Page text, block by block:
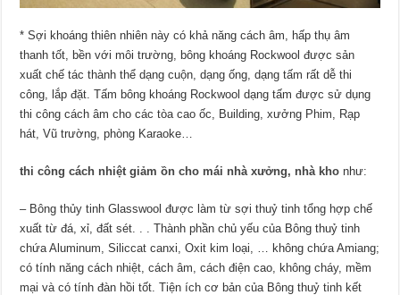
* Sợi khoáng thiên nhiên này có khả năng cách âm, hấp thụ âm
thanh tốt, bền với môi trường, bông khoáng Rockwool được sản
xuất chế tác thành thể dạng cuộn, dạng ống, dạng tấm rất dễ thi
công, lắp đặt. Tấm bông khoáng Rockwool dạng tấm được sử dụng
thi công cách âm cho các tòa cao ốc, Building, xưởng Phim, Rạp
hát, Vũ trường, phòng Karaoke…
thi công cách nhiệt giảm ồn cho mái nhà xưởng, nhà kho như:
– Bông thủy tinh Glasswool được làm từ sợi thuỷ tinh tổng hợp chế
xuất từ đá, xỉ, đất sét. . . Thành phần chủ yếu của Bông thuỷ tinh
chứa Aluminum, Siliccat canxi, Oxit kim loại, … không chứa Amiang;
có tính năng cách nhiệt, cách âm, cách điện cao, không cháy, mềm
mại và có tính đàn hồi tốt. Tiện ích cơ bản của Bông thuỷ tinh kết